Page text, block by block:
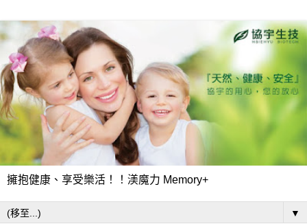
擁抱健康、享受樂活！！渼魔力 Memory+
▼